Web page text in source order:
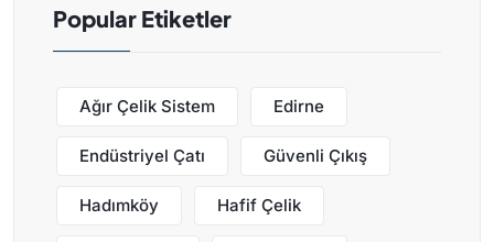
Popular Etiketler
Ağır Çelik Sistem Edirne
Endüstriyel Çatı Güvenli Çıkış
Hadımköy Hafif Çelik